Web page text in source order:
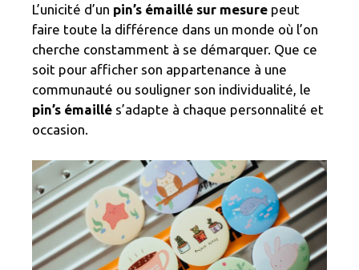
L’unicité d’un pin’s émaillé sur mesure peut
faire toute la différence dans un monde où l’on
cherche constamment à se démarquer. Que ce
soit pour afficher son appartenance à une
communauté ou souligner son individualité, le
pin’s émaillé s’adapte à chaque personnalité et
occasion.